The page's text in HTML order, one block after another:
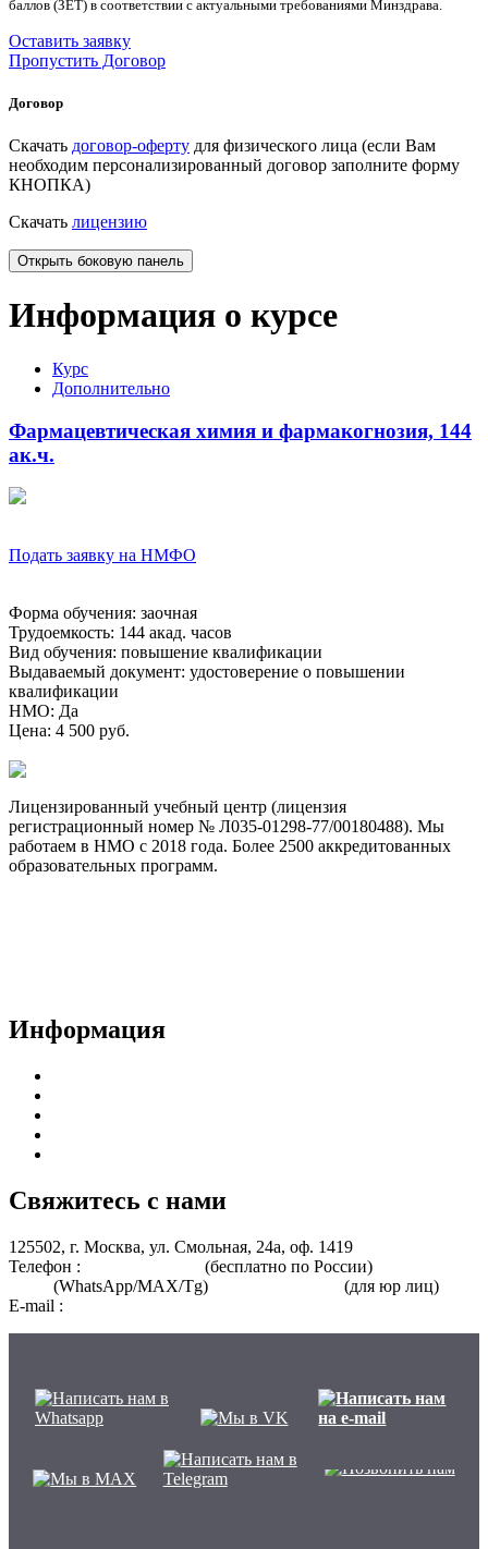
баллов (ЗЕТ) в соответствии с актуальными требованиями Минздрава.
Оставить заявку
Пропустить Договор
Договор
Скачать договор-оферту для физического лица (если Вам
необходим персонализированный договор заполните форму
КНОПКА)
Скачать лицензию
Открыть боковую панель
Информация о курсе
Курс
Дополнительно
Фармацевтическая химия и фармакогнозия, 144
ак.ч.
Подать заявку на НМФО
Форма обучения: заочная
Трудоемкость: 144 акад. часов
Вид обучения: повышение квалификации
Выдаваемый документ: удостоверение о повышении
квалификации
НМО: Да
Цена: 4 500 руб.
Лицензированный учебный центр (лицензия
регистрационный номер № Л035-01298-77/00180488). Мы
работаем в НМО с 2018 года. Более 2500 аккредитованных
образовательных программ.
Информация
Свяжитесь с нами
125502, г. Москва, ул. Смольная, 24а, оф. 1419
Телефон :
(бесплатно по России)
(WhatsApp/MAX/Tg)
(для юр лиц)
E-mail :